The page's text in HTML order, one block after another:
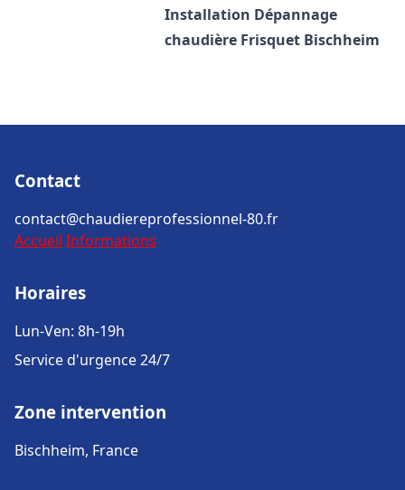
Installation Dépannage
chaudière Frisquet Bischheim
Contact
contact@chaudiereprofessionnel-80.fr
Accueil Informations
Horaires
Lun-Ven: 8h-19h
Service d'urgence 24/7
Zone intervention
Bischheim, France